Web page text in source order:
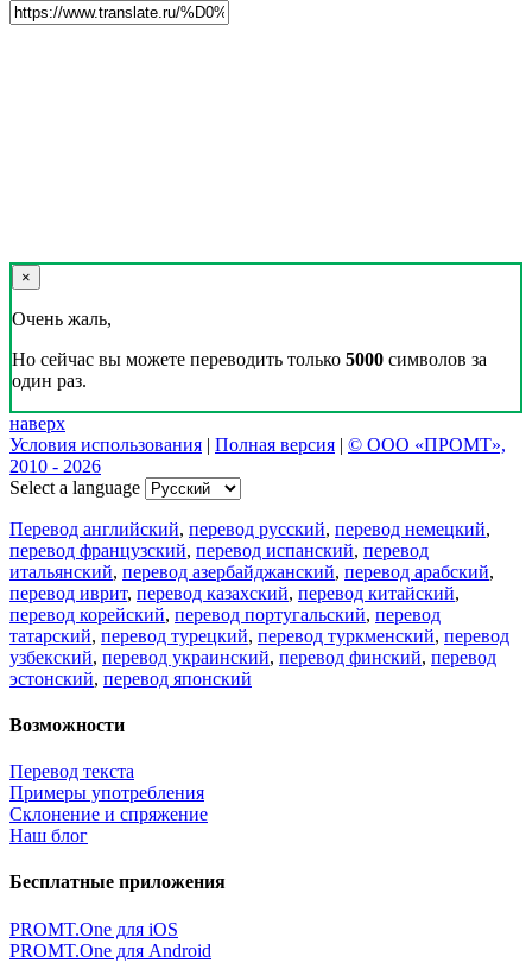
×
Очень жаль,
Но сейчас вы можете переводить только 5000 символов за
один раз.
наверх
Условия использования | Полная версия | © ООО «ПРОМТ»,
2010 - 2026
Select a language
Перевод английский, перевод русский, перевод немецкий,
перевод французский, перевод испанский, перевод
итальянский, перевод азербайджанский, перевод арабский,
перевод иврит, перевод казахский, перевод китайский,
перевод корейский, перевод португальский, перевод
татарский, перевод турецкий, перевод туркменский, перевод
узбекский, перевод украинский, перевод финский, перевод
эстонский, перевод японский
Возможности
Перевод текста
Примеры употребления
Склонение и спряжение
Наш блог
Бесплатные приложения
PROMT.One для iOS
PROMT.One для Android